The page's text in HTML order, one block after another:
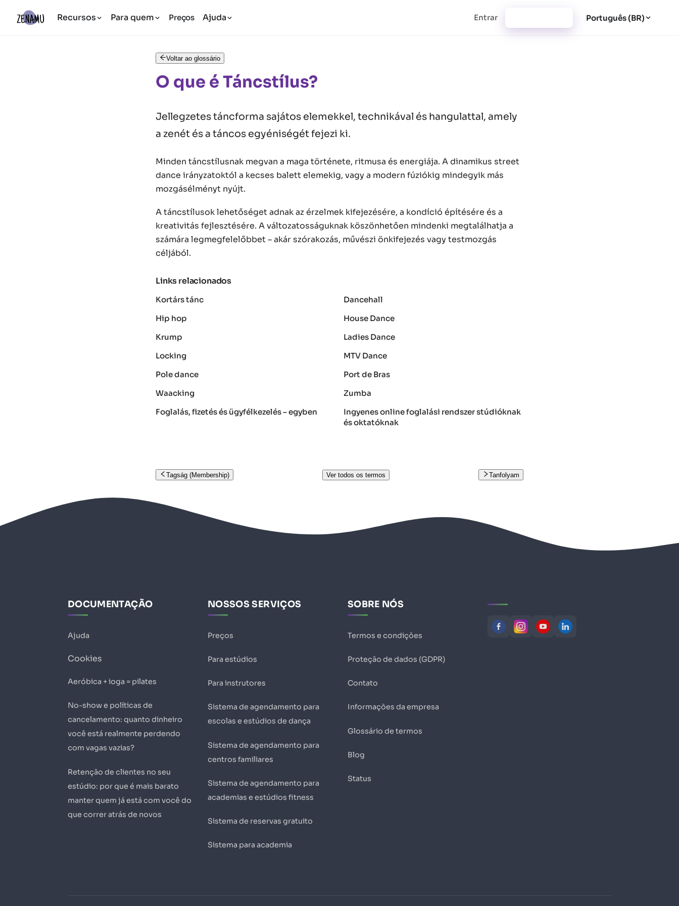
Recursos Para quem Preços Ajuda Entrar Português (BR)
Voltar ao glossário
O que é Táncstílus?
Jellegzetes táncforma sajátos elemekkel, technikával és hangulattal, amely
a zenét és a táncos egyéniségét fejezi ki.
Minden táncstílusnak megvan a maga története, ritmusa és energiája. A dinamikus street
dance irányzatoktól a kecses balett elemekig, vagy a modern fúziókig mindegyik más
mozgásélményt nyújt.
A táncstílusok lehetőséget adnak az érzelmek kifejezésére, a kondíció építésére és a
kreativitás fejlesztésére. A változatosságuknak köszönhetően mindenki megtalálhatja a
számára legmegfelelőbbet – akár szórakozás, művészi önkifejezés vagy testmozgás
céljából.
Links relacionados
Kortárs tánc
Dancehall
Hip hop
House Dance
Krump
Ladies Dance
Locking
MTV Dance
Pole dance
Port de Bras
Waacking
Zumba
Foglalás, fizetés és ügyfélkezelés – egyben
Ingyenes online foglalási rendszer stúdióknak
és oktatóknak
Tagság (Membership) Ver todos os termos Tanfolyam
DOCUMENTAÇÃO
Ajuda
Cookies
Aeróbica + ioga = pilates
No-show e políticas de
cancelamento: quanto dinheiro
você está realmente perdendo
com vagas vazias?
Retenção de clientes no seu
estúdio: por que é mais barato
manter quem já está com você do
que correr atrás de novos
NOSSOS SERVIÇOS
Preços
Para estúdios
Para instrutores
Sistema de agendamento para
escolas e estúdios de dança
Sistema de agendamento para
centros familiares
Sistema de agendamento para
academias e estúdios fitness
Sistema de reservas gratuito
Sistema para academia
SOBRE NÓS
Termos e condições
Proteção de dados (GDPR)
Contato
Informações da empresa
Glossário de termos
Blog
Status